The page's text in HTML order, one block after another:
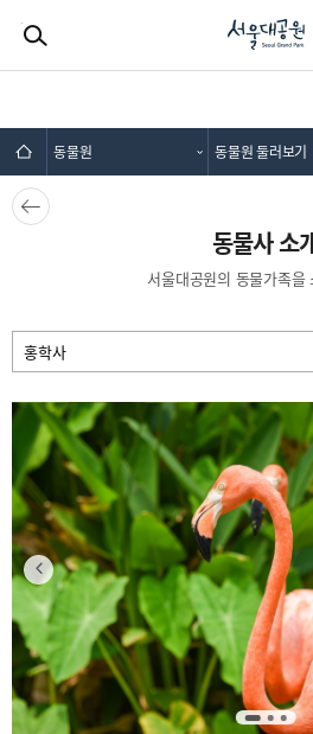
동물원 동물원 둘러보기
뒤로가
기
동물사 소
서울대공원의 동물가족을